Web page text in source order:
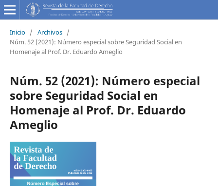
Inicio / Archivos /
Núm. 52 (2021): Número especial sobre Seguridad Social en
Homenaje al Prof. Dr. Eduardo Ameglio
Núm. 52 (2021): Número especial
sobre Seguridad Social en
Homenaje al Prof. Dr. Eduardo
Ameglio